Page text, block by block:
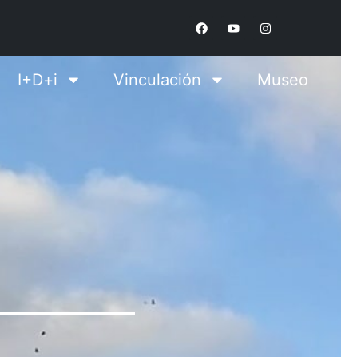
I+D+i Vinculación
Museo